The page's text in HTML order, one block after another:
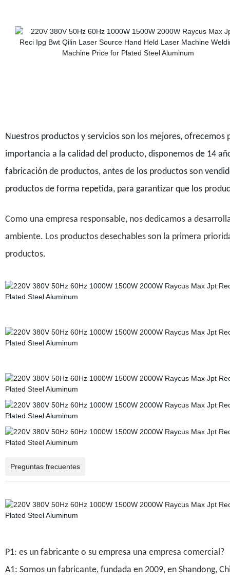
Nuestros productos y servicios son los mejores,
importancia a la calidad del producto, disponemos de 14
fabricación de productos, antes de los productos son
productos de forma repetida, para garantizar que los
Como una empresa responsable, nos dedicamos a
ambiente. Los productos desechables son la primera
productos.
Preguntas frecuentes
P1: es un fabricante o su empresa una empresa comercial?
A1: Somos un fabricante, fundada en 2009, en Shandong,